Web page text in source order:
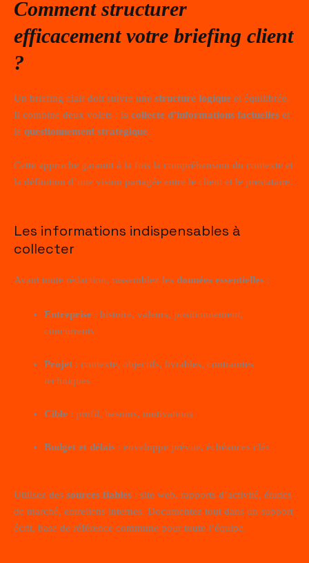
Comment structurer
efficacement votre briefing client
?
Un briefing clair doit suivre une structure logique et équilibrée.
Il combine deux volets : la collecte d’informations factuelles et
le questionnement stratégique.
Cette approche garantit à la fois la compréhension du contexte et
la définition d’une vision partagée entre le client et le prestataire.
Les informations indispensables à
collecter
Avant toute rédaction, rassemblez les données essentielles :
Entreprise: histoire, valeurs, positionnement,
concurrents
Projet: contexte, objectifs, livrables, contraintes
techniques
Cible: profil, besoins, motivations
Budget et délais: enveloppe prévue, échéances clés
Utilisez des sources fiables : site web, rapports d’activité, études
de marché, entretiens internes. Documentez tout dans un support
écrit, base de référence commune pour toute l’équipe.